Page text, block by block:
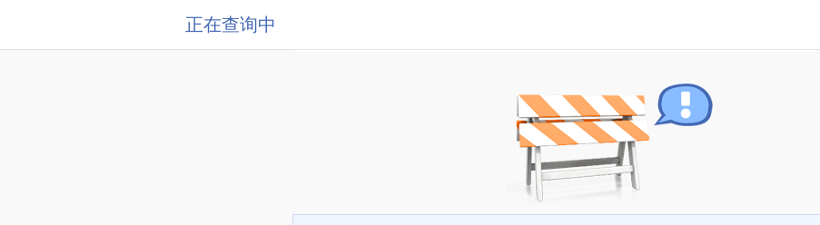
正在查询中